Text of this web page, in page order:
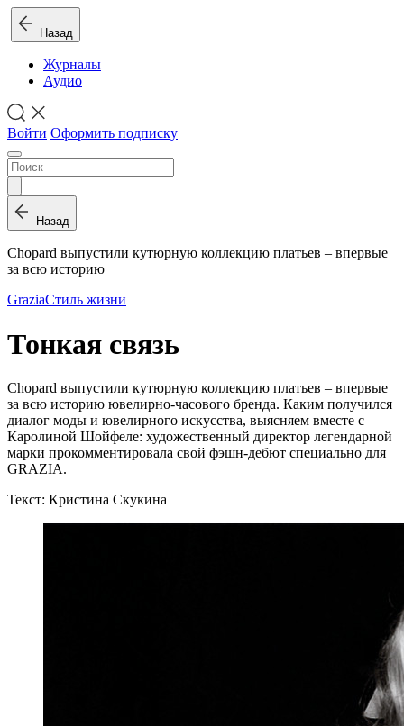
Назад
Журналы
Аудио
Войти Оформить подписку
Назад
Chopard выпустили кутюрную коллекцию платьев – впервые
за всю историю
GraziaСтиль жизни
Тонкая связь
Chopard выпустили кутюрную коллекцию платьев – впервые
за всю историю ювелирно-часового бренда. Каким получился
диалог моды и ювелирного искусства, выясняем вместе с
Каролиной Шойфеле: художественный директор легендарной
марки прокомментировала свой фэшн-дебют специально для
GRAZIA.
Текст: Кристина Скукина